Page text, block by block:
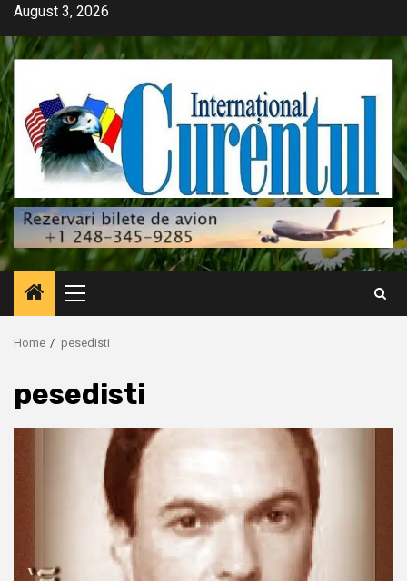
Skip
content
August 3, 2026
Primary
Menu
Home pesedisti
pesedisti